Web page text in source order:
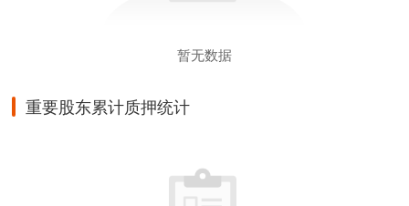
暂无数据
重要股东累计质押统计